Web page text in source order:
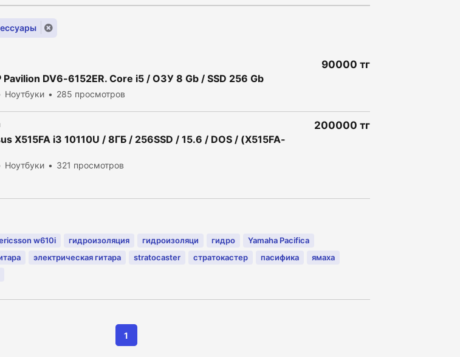
Pavilion DV6-6152ER. Core i5 / ОЗУ 8 Gb / SSD 256 Gb
Ноутбуки 285 просмотров
90000 тг
X515FA i3 10110U / 8ГБ / 256SSD / 15.6 / DOS / (X515FA-
Ноутбуки 321 просмотров
200000 тг
w610i гидроизоляция гидроизоляци гидро
Yamaha Pacifica
электрическая гитара stratocaster стратокастер пасифика
ямаха
1